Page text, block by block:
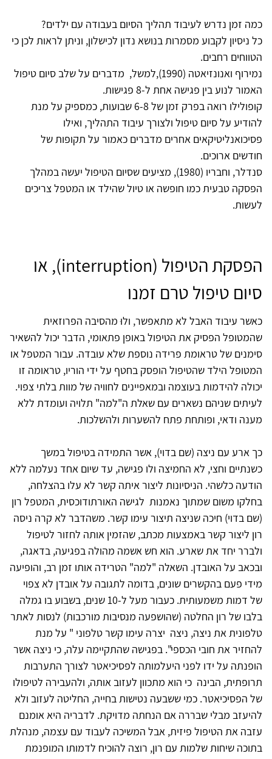
כמה זמן נדרש לעיבוד תהליך הסיום בעבודה עם ילדים?
כל ניסיון לקבוע מסמרות בנושא נדון לכישלון, וניתן לראות לכן כי
הטווחים רחבים.
נמירוף ואנונזיאטה (1990),למשל, מדברים על שלב סיום טיפול
האמור לנוע בין פגישה אחת ל-8 פגישות.
קופולילו רואה בפרק זמן של 6-8 שבועות, כמספיק על מנת
להודיע על סיום טיפול ולצורך עיבוד התהליך, ואילו
פסיכואנליטיקאים אחרים מדברים כאמור על תקופות של
חודשים ארוכים.
סנדלר, וחבריו (1980), מציעים שסיום הטיפול יעשה במהלך
הפסקה טבעית כמו חופשה או טיול שהילד או המטפל צריכים
לעשות.
הפסקת הטיפול (interruption), או
סיום טיפול טרם זמנו
כאשר עיבוד האבל לא מתאפשר, ולוּ מהסיבה הפרוזאית
שהמטופל הפסיק את הטיפול באופן פתאומי, הדבר יכול להשאיר
סימנים של טראומת פרידה נוספת שלא עובדה. עבור המטפל או
המטופל הילד שהטיפול הופסק בחטף על ידי הוריו, טראומה זו
יכולה להידמות בעוצמה ובמאפיינים לחוויה של מוות בלתי צפוי.
לעיתים שניהם נשארים עם שאלת ה"למה" תלויה ועומדת ללא
מענה ודאי, ופותחת פתח להשערות ולהשלכות.
כך ארע עם ניצה (שם בדוי), אשר התמידה בטיפול במשך
כשנתיים וחצי, לא החמיצה ולו פגישה, עד שיום אחד נעלמה ללא
הודעה כלשהי. הניסיונות ליצור איתה קשר לא עלו בהצלחה,
בחלקו משום שמתוך נאמנות לגישה האורתודוכסית, המטפל רון
(שם בדוי) חיכה שניצה תיצור עימו קשר. משהדבר לא קרה ניסה
רון ליצור קשר באמצעות מכתב, שהזמין אותה לחזור לטיפול
ולברר יחד את שארע. הוא חש אשמה מהולה בפגיעה, בדאגה,
ובכאב על האובדן. השאלה "למה" הטרידה אותו זמן רב, והופיעה
מידי פעם בהקשרים שונים, בדומה לתגובה על אובדן לא צפוי
של דמות משמעותית. כעבור מעל ל-10 שנים, בשבוע בו גמלה
בלבו של רון החלטה (שהושפעה מנסיבות מורכבות) לנסות לאתר
טלפונית את ניצה, ניצה יצרה עימו קשר טלפוני " על מנת
להחזיר את חובי הכספי". בפגישה שהתקיימה עלה, כי ניצה אשר
הופנתה על ידו לפני היעלמותה לפסיכיאטר לצורך התערבות
תרופתית, הבינה כי הוא מתכוון לעזוב אותה, ולהעבירה לטיפולו
של הפסיכיאטר. כמי ששבעה נטישות בחייה, החליטה לעזוב ולא
להיעזב מבלי שבררה אם הנחתה מדויקת. לדבריה היא אומנם
עזבה את הטיפול פיזית, אבל המשיכה לעבוד עם עצמה, מנהלת
בתוכה שיחות שלמות עם רון, רוצה להוכיח לדמותו המופנמת